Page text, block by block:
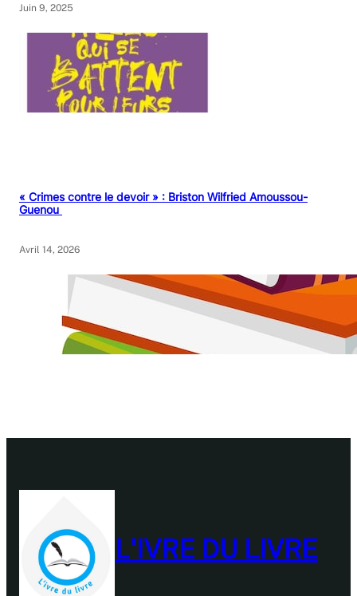
Juin 9, 2025
« Crimes contre le devoir » : Briston Wilfried Amoussou-
Guenou
Avril 14, 2026
L'IVRE DU LIVRE